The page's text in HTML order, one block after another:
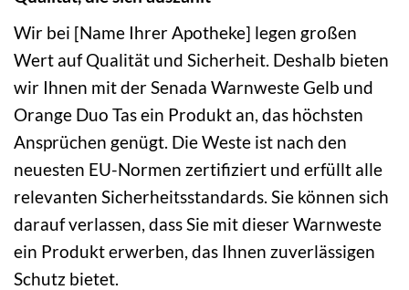
Wir bei [Name Ihrer Apotheke] legen großen
Wert auf Qualität und Sicherheit. Deshalb bieten
wir Ihnen mit der Senada Warnweste Gelb und
Orange Duo Tas ein Produkt an, das höchsten
Ansprüchen genügt. Die Weste ist nach den
neuesten EU-Normen zertifiziert und erfüllt alle
relevanten Sicherheitsstandards. Sie können sich
darauf verlassen, dass Sie mit dieser Warnweste
ein Produkt erwerben, das Ihnen zuverlässigen
Schutz bietet.